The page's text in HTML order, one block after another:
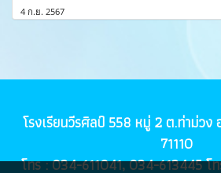
4 ก.ย. 2567
โรงเรียนวีรศิลป์ 558 หมู่ 2 ต.ท่าม่วง
71110
โทร : 034-611041, 034-613445 โ